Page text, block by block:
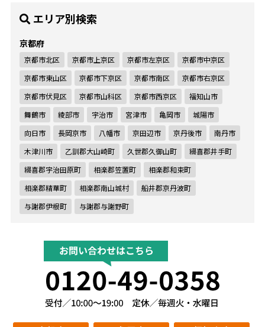
エリア別検索
京都府
京都市北区 京都市上京区 京都市左京区
京都市中京区
京都市東山区
京都市下京区 京都市南区
京都市右京区
京都市伏見区
京都市山科区 京都市西京区
福知山市
舞鶴市
綾部市 宇治市 宮津市 亀岡市
城陽市
向日市
長岡京市 八幡市 京田辺市 京丹後市
南丹市
木津川市
乙訓郡大山崎町 久世郡久御山町
綴喜郡井手町
綴喜郡宇治田原町
相楽郡笠置町
相楽郡和束町
相楽郡精華町
相楽郡南山城村
船井郡京丹波町
与謝郡伊根町
与謝郡与謝野町